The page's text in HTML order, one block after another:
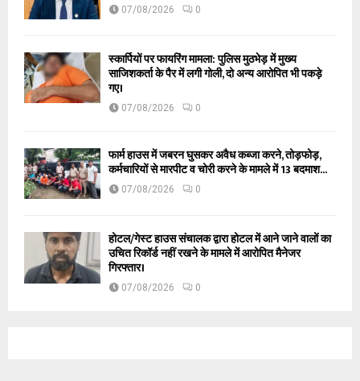
07/08/2026 0
स्कार्पियों पर फायरिंग मामला: पुलिस मुठभेड़ में मुख्य
साजिशकर्ता के पैर में लगी गोली, दो अन्य आरोपित भी पकड़े
गए।
07/08/2026 0
फार्म हाउस में जबरन घुसकर अवैध कब्जा करने, तोड़फोड़,
कर्मचारियों से मारपीट व चोरी करने के मामले में 13 बदमाश...
07/08/2026 0
होटल/गेस्ट हाउस संचालक द्वारा होटल में आने जाने वालों का
उचित रिकॉर्ड नहीं रखने के मामले में आरोपित मैनेजर
गिरफ्तार।
07/08/2026 0